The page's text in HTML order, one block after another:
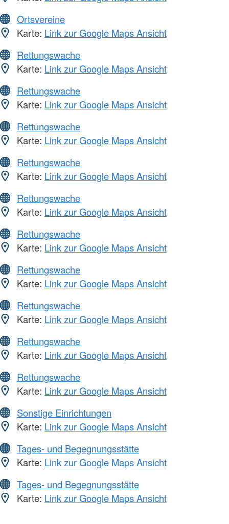
Ortsvereine
Karte: Link zur Google Maps Ansicht
Rettungswache
Karte: Link zur Google Maps Ansicht
Rettungswache
Karte: Link zur Google Maps Ansicht
Rettungswache
Karte: Link zur Google Maps Ansicht
Rettungswache
Karte: Link zur Google Maps Ansicht
Rettungswache
Karte: Link zur Google Maps Ansicht
Rettungswache
Karte: Link zur Google Maps Ansicht
Rettungswache
Karte: Link zur Google Maps Ansicht
Rettungswache
Karte: Link zur Google Maps Ansicht
Rettungswache
Karte: Link zur Google Maps Ansicht
Rettungswache
Karte: Link zur Google Maps Ansicht
Sonstige Einrichtungen
Karte: Link zur Google Maps Ansicht
Tages- und Begegnungsstätte
Karte: Link zur Google Maps Ansicht
Tages- und Begegnungsstätte
Karte: Link zur Google Maps Ansicht